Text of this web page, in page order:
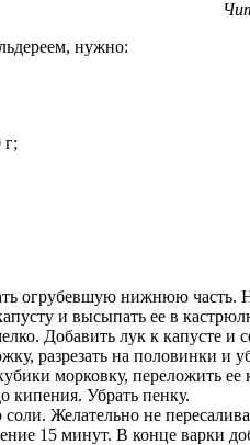
нужно:
г;
огрубевшую нижнюю часть.
и высыпать ее в
Добавить лук к капусте и
разрезать на половинки и
морковку, переложить
кипения. Убрать пенку.
Желательно не
15 минут. В конце варки